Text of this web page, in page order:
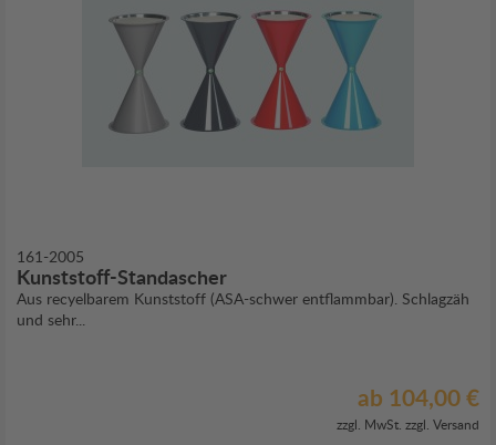
161-2005
Kunststoff-Standascher
Aus recyelbarem Kunststoff (ASA-schwer entflammbar). Schlagzäh
und sehr...
ab 104,00 €
zzgl. MwSt. zzgl. Versand